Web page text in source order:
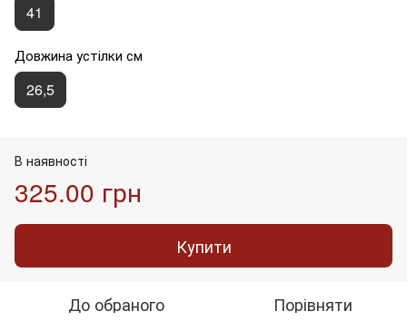
41
Довжина устілки см
26,5
В наявності
325.00 грн
Купити
До обраного Порівняти